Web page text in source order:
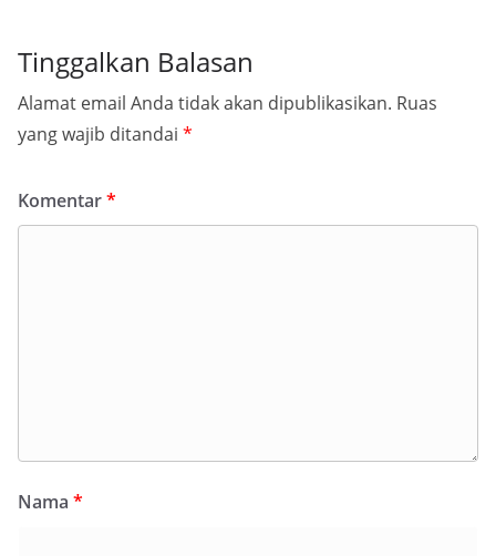
Tinggalkan Balasan
Alamat email Anda tidak akan dipublikasikan. Ruas
yang wajib ditandai *
Komentar*
Nama *